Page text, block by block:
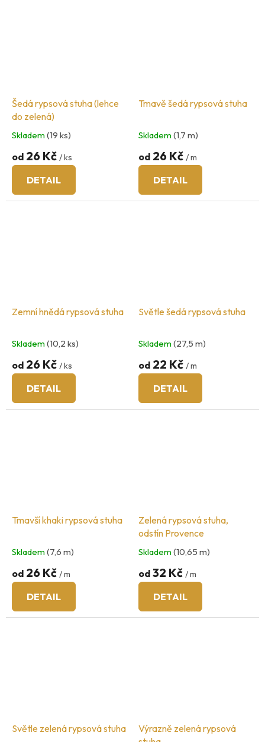
Šedá rypsová stuha (lehce
do zelená)
Skladem(19 ks)
od 26 Kč / ks
DETAIL
Tmavě šedá rypsová stuha
Skladem(1,7 m)
od 26 Kč / m
DETAIL
Zemní hnědá rypsová stuha
Skladem(10,2 ks)
od 26 Kč / ks
DETAIL
Světle šedá rypsová stuha
Skladem(27,5 m)
od 22 Kč / m
DETAIL
Tmavší khaki rypsová stuha
Skladem(7,6 m)
od 26 Kč / m
DETAIL
Zelená rypsová stuha,
odstín Provence
Skladem(10,65 m)
od 32 Kč / m
DETAIL
Světle zelená rypsová stuha
Výrazně zelená rypsová